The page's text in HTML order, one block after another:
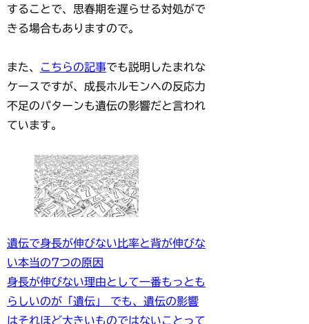
することで、思春期を遅らせる対処がで
きる場合もありますので。
また、 こちらの記事でも説明したまれな
ケースですが、成長ホルモンへの反応力
不足のパターンも遺伝の影響だと言われ
ています。
遺伝で身長が伸びない比率と背が伸びな
い本当の7つの原因
身長が伸びない理由として一番もっとも
らしいのが「遺伝」 でも、遺伝の影響
はそれほど大きいものではないことって